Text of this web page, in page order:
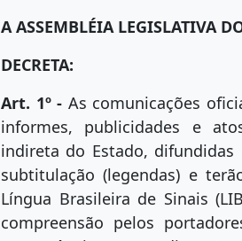
A ASSEMBLÉIA LEGISLATIVA
DECRETA:
Art. 1º - As comunicações
informes, publicidades e
indireta do Estado,
subtitulação (legendas) e
Língua Brasileira de Sinais
compreensão pelos